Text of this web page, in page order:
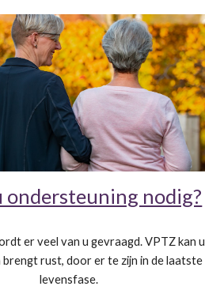
ondersteuning nodig?
er veel van u gevraagd. VPTZ kan u
rust, door er te zijn in de laatste
levensfase.